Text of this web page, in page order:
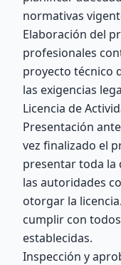
normativas
Elaboración del
profesionales
proyecto técnico
las exigencias
Licencia de
Presentación
vez finalizado el
presentar toda
las autoridades
otorgar la
cumplir con
establecidas.
Inspección y